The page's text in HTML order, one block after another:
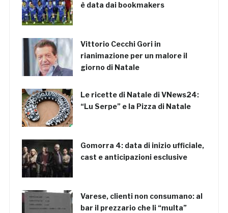
è data dai bookmakers
Vittorio Cecchi Gori in
rianimazione per un malore il
giorno di Natale
Le ricette di Natale di VNews24:
“Lu Serpe” e la Pizza di Natale
Gomorra 4: data di inizio ufficiale,
cast e anticipazioni esclusive
Varese, clienti non consumano: al
bar il prezzario che li “multa”